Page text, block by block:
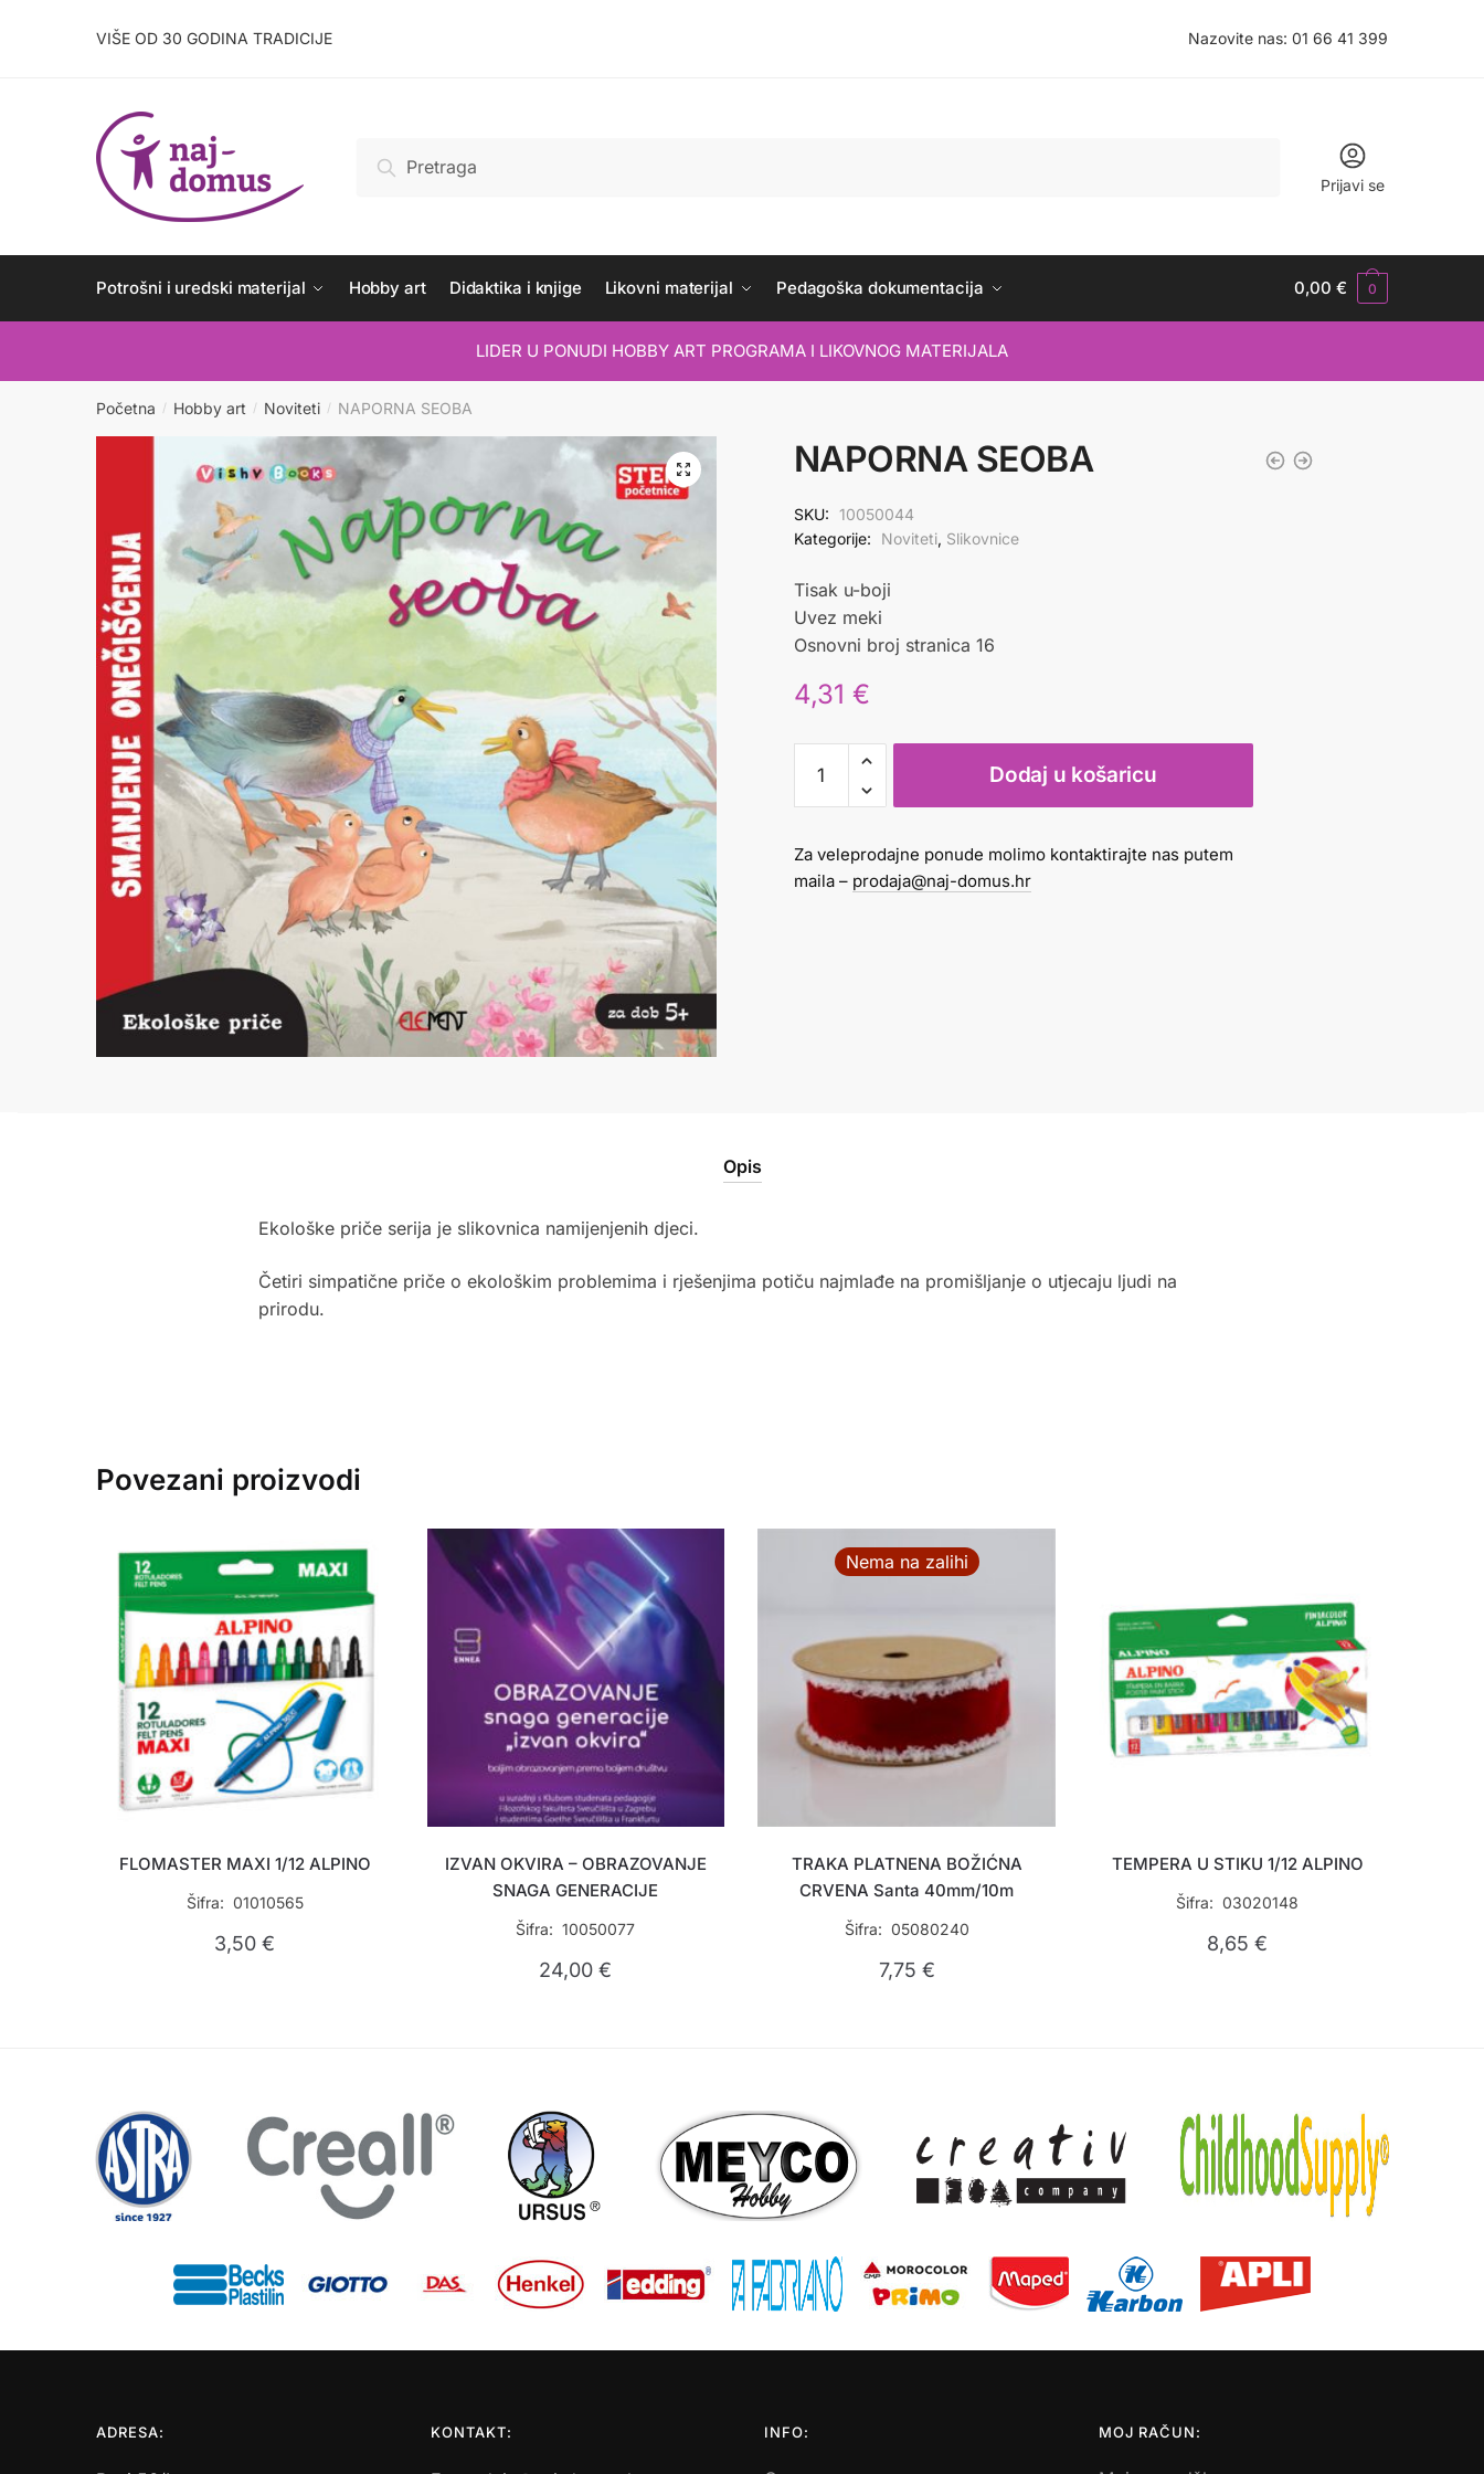
VIŠE OD 30 GODINA TRADICIJE Nazovite nas: 01 66 41 399
Pretraži
Prijavi se
Potrošni i uredski materijal Hobby art Didaktika i knjige Likovni materijal Pedagoška dokumentacija 0,00€ 0
LIDER U PONUDI HOBBY ART PROGRAMA I LIKOVNOG MATERIJALA
Početna / Hobby art / Noviteti / NAPORNA SEOBA
NAPORNA SEOBA
SKU: 10050044
Kategorije:
Noviteti, Slikovnice
Tisak u-boji
Uvez meki
Osnovni broj stranica 16
4,31 €
NAPORNA
SEOBA
količina
Dodaj u košaricu
Za veleprodajne ponude molimo kontaktirajte nas putem
maila – prodaja@naj-domus.hr
Opis
Ekološke priče serija je slikovnica namijenjenih djeci.
Četiri simpatične priče o ekološkim problemima i rješenjima potiču najmlađe na promišljanje o utjecaju ljudi na
prirodu.
Povezani proizvodi
FLOMASTER MAXI 1/12 ALPINO
Šifra: 01010565
3,50€
IZVAN OKVIRA – OBRAZOVANJE
SNAGA GENERACIJE
Šifra: 10050077
24,00€
Nema na zalihi
TRAKA PLATNENA BOŽIĆNA
CRVENA Santa 40mm/10m
Šifra: 05080240
7,75 €
TEMPERA U STIKU 1/12 ALPINO
Šifra: 03020148
8,65€
ADRESA: KONTAKT: INFO: MOJ RAČUN: